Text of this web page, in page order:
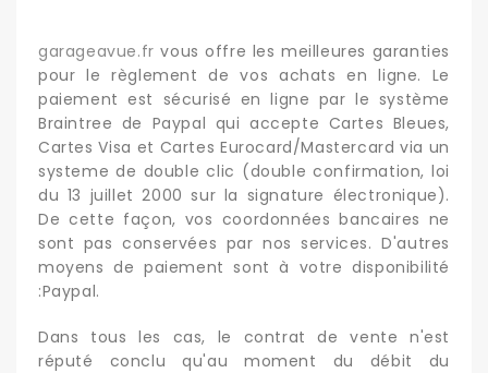
garageavue.fr vous offre les meilleures garanties
pour le règlement de vos achats en ligne. Le
paiement est sécurisé en ligne par le système
Braintree de Paypal qui accepte Cartes Bleues,
Cartes Visa et Cartes Eurocard/Mastercard via un
systeme de double clic (double confirmation, loi
du 13 juillet 2000 sur la signature électronique).
De cette façon, vos coordonnées bancaires ne
sont pas conservées par nos services. D'autres
moyens de paiement sont à votre disponibilité
:Paypal.
Dans tous les cas, le contrat de vente n'est
réputé conclu qu'au moment du débit du